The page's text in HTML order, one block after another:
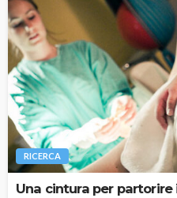
RICERCA
Una cintura per partorire